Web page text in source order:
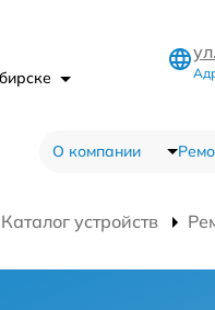
О компании
Каталог устройств